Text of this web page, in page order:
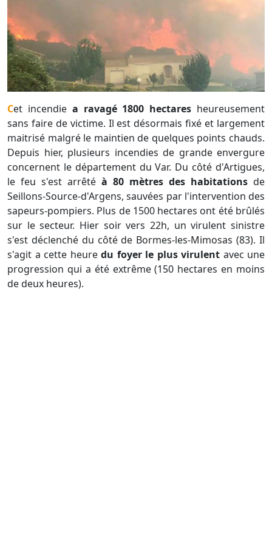
Cet incendie a ravagé 1800 hectares heureusement
sans faire de victime. Il est désormais fixé et largement
maitrisé malgré le maintien de quelques points chauds.
Depuis hier, plusieurs incendies de grande envergure
concernent le département du Var. Du côté d'Artigues,
le feu s'est arrêté à 80 mètres des habitations de
Seillons-Source-d'Argens, sauvées par l'intervention des
sapeurs-pompiers. Plus de 1500 hectares ont été brûlés
sur le secteur. Hier soir vers 22h, un virulent sinistre
s'est déclenché du côté de Bormes-les-Mimosas (83). Il
s'agit a cette heure du foyer le plus virulent avec une
progression qui a été extrême (150 hectares en moins
de deux heures).